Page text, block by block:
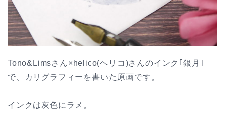
Tono&Limsさん×helico(ヘリコ)さんのインク｢銀月｣
で、カリグラフィーを書いた原画です。
インクは灰色にラメ。